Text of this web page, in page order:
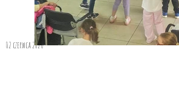
02 czerwca 2026